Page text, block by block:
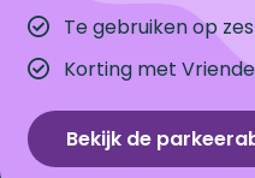
Te gebruiken op
Korting met
Bekijk de